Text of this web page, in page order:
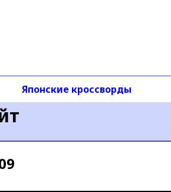
Японские кроссворды